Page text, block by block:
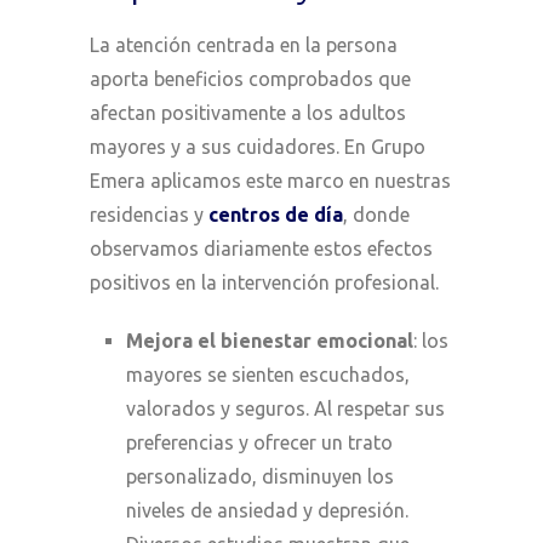
La atención centrada en la persona
aporta beneficios comprobados que
afectan positivamente a los adultos
mayores y a sus cuidadores. En Grupo
Emera aplicamos este marco en nuestras
residencias y centros de día, donde
observamos diariamente estos efectos
positivos en la intervención profesional.
Mejora el bienestar emocional: los
mayores se sienten escuchados,
valorados y seguros. Al respetar sus
preferencias y ofrecer un trato
personalizado, disminuyen los
niveles de ansiedad y depresión.